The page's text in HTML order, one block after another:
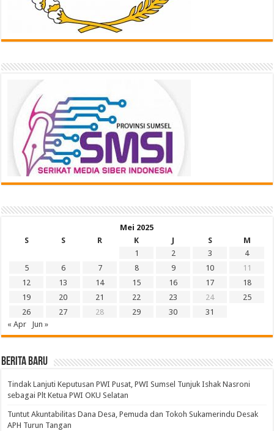
Mei 2025
S
S R K J S
M
1
2 3
4
5
6 7 8 9 10
11
12
13 14 15 16 17
18
19
20 21 22 23 24
25
26
27 28 29 30
31
« Apr
Jun »
BERITA BARU
Tindak Lanjuti Keputusan PWI Pusat, PWI Sumsel Tunjuk Ishak Nasroni
sebagai Plt Ketua PWI OKU Selatan
Tuntut Akuntabilitas Dana Desa, Pemuda dan Tokoh Sukamerindu Desak
APH Turun Tangan